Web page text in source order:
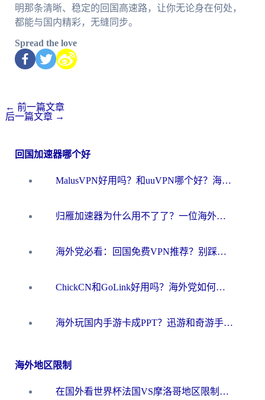
明那条清晰、稳定的回国高速路，让你无论身在何处，
都能与国内精彩，无缝同步。
Spread the love
← 前一篇文章
后一篇文章 →
回国加速器哪个好
MalusVPN好用吗？和uuVPN哪个好？海外党无缝访问国内资源的真实对比与选择指南
归雁加速器为什么用不了了？一位海外游子的真实困惑与技术解答
海外党必看：回国免费VPN推荐？别踩坑！教你选对加速器无缝刷国内资源
ChickCN和GoLink好用吗？海外党如何选对回国加速器
海外玩国内手游卡成PPT？迅游和奇游手游哪个好？一篇讲透回国加速器怎么选
海外地区限制
在国外看世界杯法国VS摩洛哥地区限制？这篇指南让你流畅看中文解说无压力